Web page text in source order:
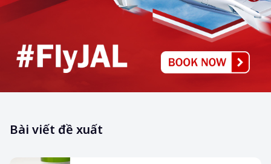
Bài viết đề xuất